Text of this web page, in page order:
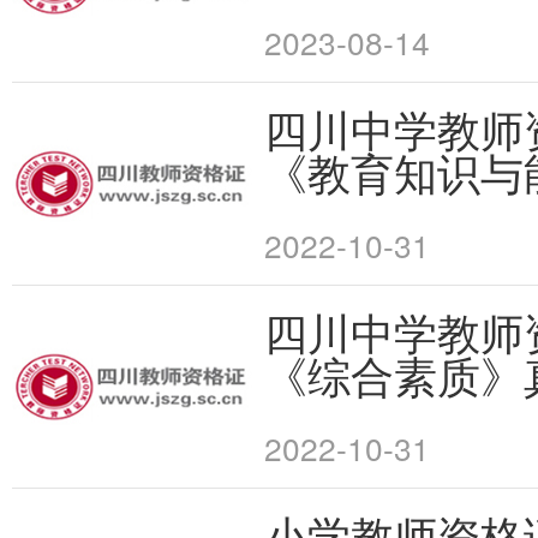
2023-08-14
四川中学教
《教育知识
2022-10-31
四川中学教
《综合素质
2022-10-31